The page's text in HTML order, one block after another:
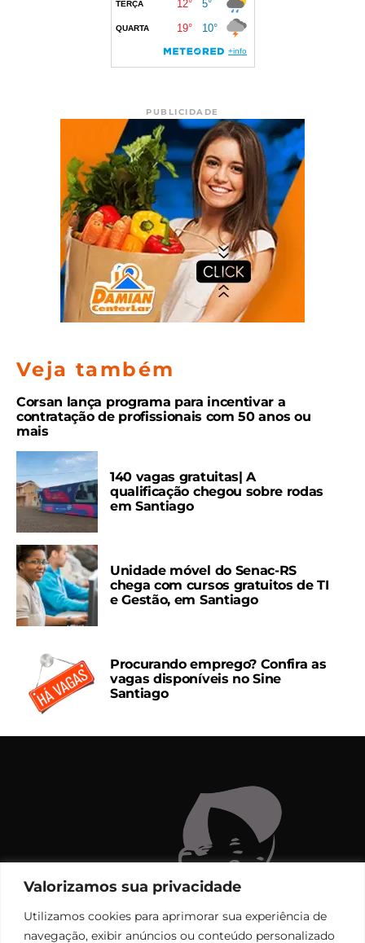
Valorizamos sua privacidade
Utilizamos cookies para aprimorar sua experiência de
navegação, exibir anúncios ou conteúdo personalizado
PUBLICIDADE
Veja também
Corsan lança programa para incentivar a
contratação de profissionais com 50 anos ou
mais
140 vagas gratuitas| A
qualificação chegou sobre rodas
em Santiago
Unidade móvel do Senac-RS
chega com cursos gratuitos de TI
e Gestão, em Santiago
Procurando emprego? Confira as
vagas disponíveis no Sine
Santiago